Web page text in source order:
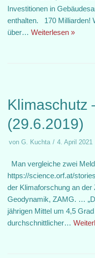
Investitionen in
enthalten. 170 Milliarden!
über… Weiterlesen »
Klimaschutz
(29.6.2019)
von G. Kuchta 4. April 2021
Man vergleiche zwei
https://science.orf.at/
der Klimaforschung an der
Geodynamik, ZAMG. …
jährigen Mittel um 4,5
durchschnittlicher…